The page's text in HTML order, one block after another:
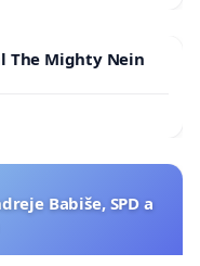
The Mighty Nein
Babiše, SPD a